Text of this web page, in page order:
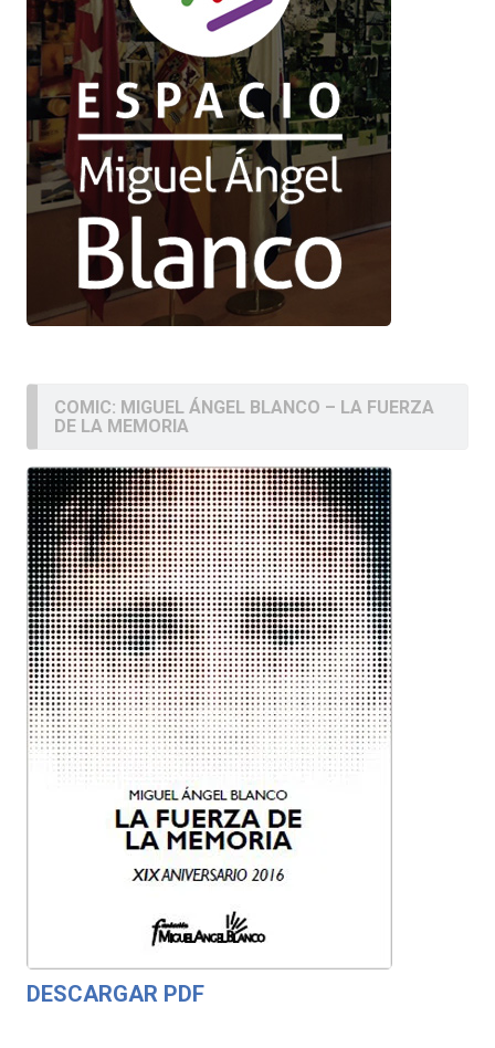
COMIC: MIGUEL ÁNGEL BLANCO – LA FUERZA
DE LA MEMORIA
DESCARGAR PDF